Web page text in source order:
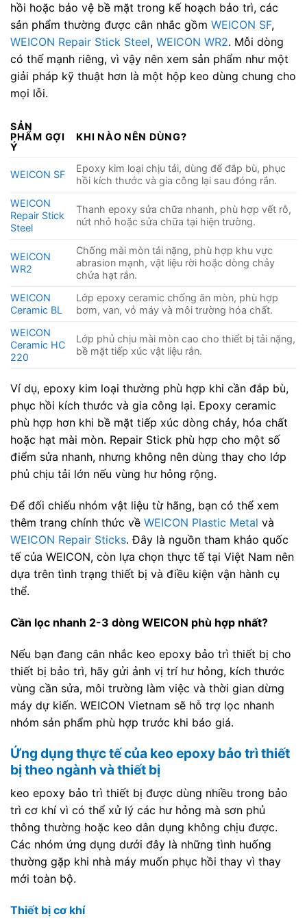
hồi hoặc bảo vệ bề mặt trong kế hoạch bảo trì, các
sản phẩm thường được cân nhắc gồm WEICON SF,
WEICON Repair Stick Steel, WEICON WR2. Mỗi dòng
có thế mạnh riêng, vì vậy nên xem sản phẩm như một
giải pháp kỹ thuật hơn là một hộp keo dùng chung cho
mọi lỗi.
SẢN
PHẨM GỢI
Ý
KHI NÀO NÊN DÙNG?
WEICON SF
Epoxy kim loại chịu tải, dùng để đắp bù, phục
hồi kích thước và gia công lại sau đóng rắn.
WEICON
Repair Stick
Steel
Thanh epoxy sửa chữa nhanh, phù hợp vết rỗ,
nứt nhỏ hoặc sửa chữa tại hiện trường.
WEICON
WR2
Chống mài mòn tải nặng, phù hợp khu vực
abrasion mạnh, vật liệu rời hoặc dòng chảy
chứa hạt rắn.
WEICON
Ceramic BL
Lớp epoxy ceramic chống ăn mòn, phù hợp
bơm, van, vỏ máy và môi trường hóa chất.
WEICON
Ceramic HC
220
Lớp phủ chịu mài mòn cao cho thiết bị tải nặng,
bề mặt tiếp xúc vật liệu rắn.
Ví dụ, epoxy kim loại thường phù hợp khi cần đắp bù,
phục hồi kích thước và gia công lại. Epoxy ceramic
phù hợp hơn khi bề mặt tiếp xúc dòng chảy, hóa chất
hoặc hạt mài mòn. Repair Stick phù hợp cho một số
điểm sửa nhanh, nhưng không nên dùng thay cho lớp
phủ chịu tải lớn nếu vùng hư hỏng rộng.
Để đối chiếu nhóm vật liệu từ hãng, bạn có thể xem
thêm trang chính thức về WEICON Plastic Metal và
WEICON Repair Sticks. Đây là nguồn tham khảo quốc
tế của WEICON, còn lựa chọn thực tế tại Việt Nam nên
dựa trên tình trạng thiết bị và điều kiện vận hành cụ
thể.
Cần lọc nhanh 2-3 dòng WEICON phù hợp nhất?
Nếu bạn đang cân nhắc keo epoxy bảo trì thiết bị cho
thiết bị bảo trì, hãy gửi ảnh vị trí hư hỏng, kích thước
vùng cần sửa, môi trường làm việc và thời gian dừng
máy dự kiến. WEICON Vietnam sẽ hỗ trợ lọc nhanh
nhóm sản phẩm phù hợp trước khi báo giá.
Ứng dụng thực tế của keo epoxy bảo trì thiết
bị theo ngành và thiết bị
keo epoxy bảo trì thiết bị được dùng nhiều trong bảo
trì cơ khí vì có thể xử lý các hư hỏng mà sơn phủ
thông thường hoặc keo dân dụng không chịu được.
Các nhóm ứng dụng dưới đây là những tình huống
thường gặp khi nhà máy muốn phục hồi thay vì thay
mới toàn bộ.
Thiết bị cơ khí